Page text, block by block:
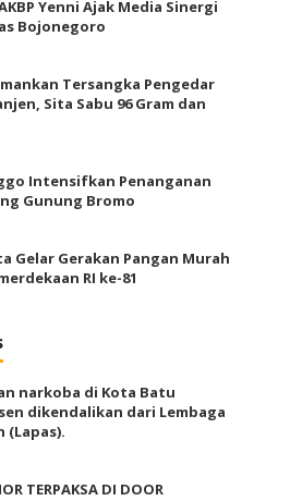
Yenni Ajak Media Sinergi
Bojonegoro
Tersangka Pengedar
Sita Sabu 96 Gram dan
Intensifkan Penanganan
Gunung Bromo
Gelar Gerakan Pangan Murah
RI ke-81
narkoba di Kota Batu
dikendalikan dari Lembaga
(Lapas).
TERPAKSA DI DOOR